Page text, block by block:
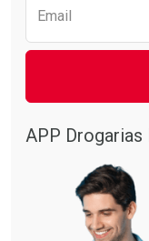
Email
APP Drogarias